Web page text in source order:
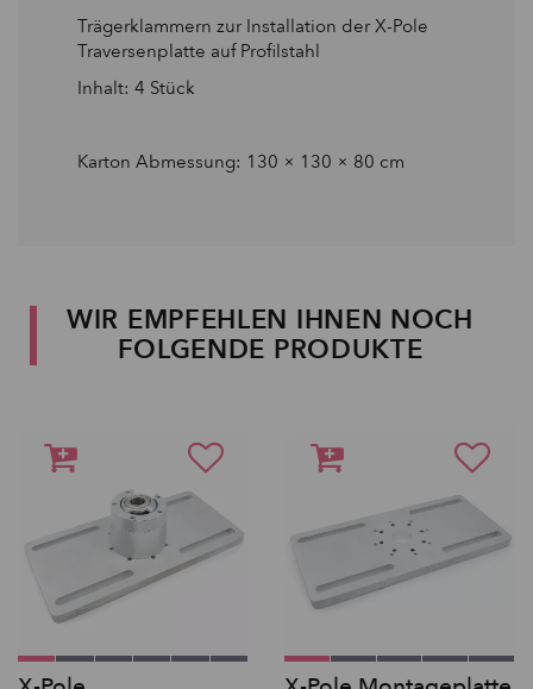
Trägerklammern zur Installation der X-Pole
Traversenplatte auf Profilstahl
Inhalt: 4 Stück
Karton Abmessung: 130 × 130 × 80 cm
WIR EMPFEHLEN IHNEN NOCH
FOLGENDE PRODUKTE